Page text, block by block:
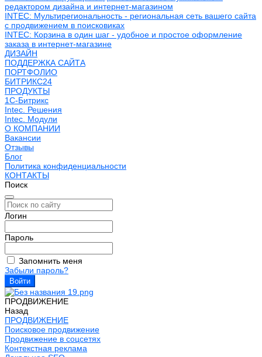
редактором дизайна и интернет-магазином
INTEC: Мультирегиональность - региональная сеть вашего сайта
с продвижением в поисковиках
INTEC: Корзина в один шаг - удобное и простое оформление
заказа в интернет-магазине
ДИЗАЙН
ПОДДЕРЖКА САЙТА
ПОРТФОЛИО
БИТРИКС24
ПРОДУКТЫ
1С-Битрикс
Intec. Решения
Intec. Модули
О КОМПАНИИ
Вакансии
Отзывы
Блог
Политика конфиденциальности
КОНТАКТЫ
Поиск
Логин
Пароль
Запомнить меня
Забыли пароль?
ПРОДВИЖЕНИЕ
Назад
ПРОДВИЖЕНИЕ
Поисковое продвижение
Продвижение в соцсетях
Контекстная реклама